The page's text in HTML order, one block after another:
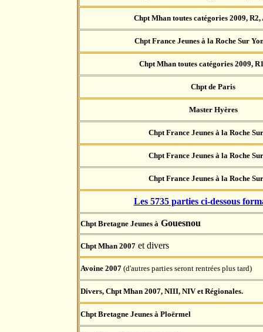
Chpt Mhan toutes catégories 2009,
Chpt France Jeunes à la Roche Sur
Chpt Mhan toutes catégories 2009,
Chpt de Paris
Master Hyères
Chpt France Jeunes à la Roche
Chpt France Jeunes à la Roche
Chpt France Jeunes à la Roche
Les 5735 parties ci-dessous
Chpt Bretagne Jeunes à Gouesnou
Chpt Mhan 2007 et divers
Avoine 2007 (d'autres parties seront rentrées plus tard)
Divers, Chpt Mhan 2007, NIII, NIV et Régionales.
Chpt Bretagne Jeunes à Ploërmel